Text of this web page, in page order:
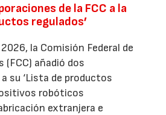
de la FCC a la
regulados’
la Comisión Federal de
(FCC) añadió dos
su ‘Lista de productos
robóticos
extranjera e